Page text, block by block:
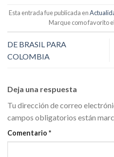
Esta entrada fue publicada en
Marque como favorito el
DE BRASIL PARA
COLOMBIA
Deja una respuesta
Tu dirección de correo
campos obligatorios están
Comentario *